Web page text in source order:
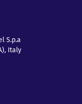
S.p.a
Italy